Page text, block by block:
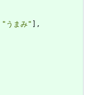
"うまみ"
,